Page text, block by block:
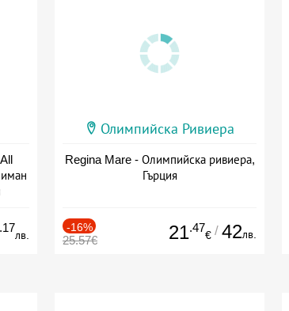
.17
лв.
Олимпийска Ривиера
Regina Mare - Олимпийска ривиера,
Гърция
-16%
25.57€ 21.47
€ / 42лв.